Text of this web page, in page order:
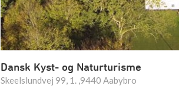
Dansk Kyst- og Naturturisme
Skeelslundvej 99, 1. ,9440 Aabybro